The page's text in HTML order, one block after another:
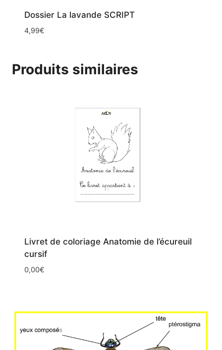
Dossier La lavande SCRIPT
4,99€
Produits similaires
Livret de coloriage Anatomie de l’écureuil
cursif
0,00€